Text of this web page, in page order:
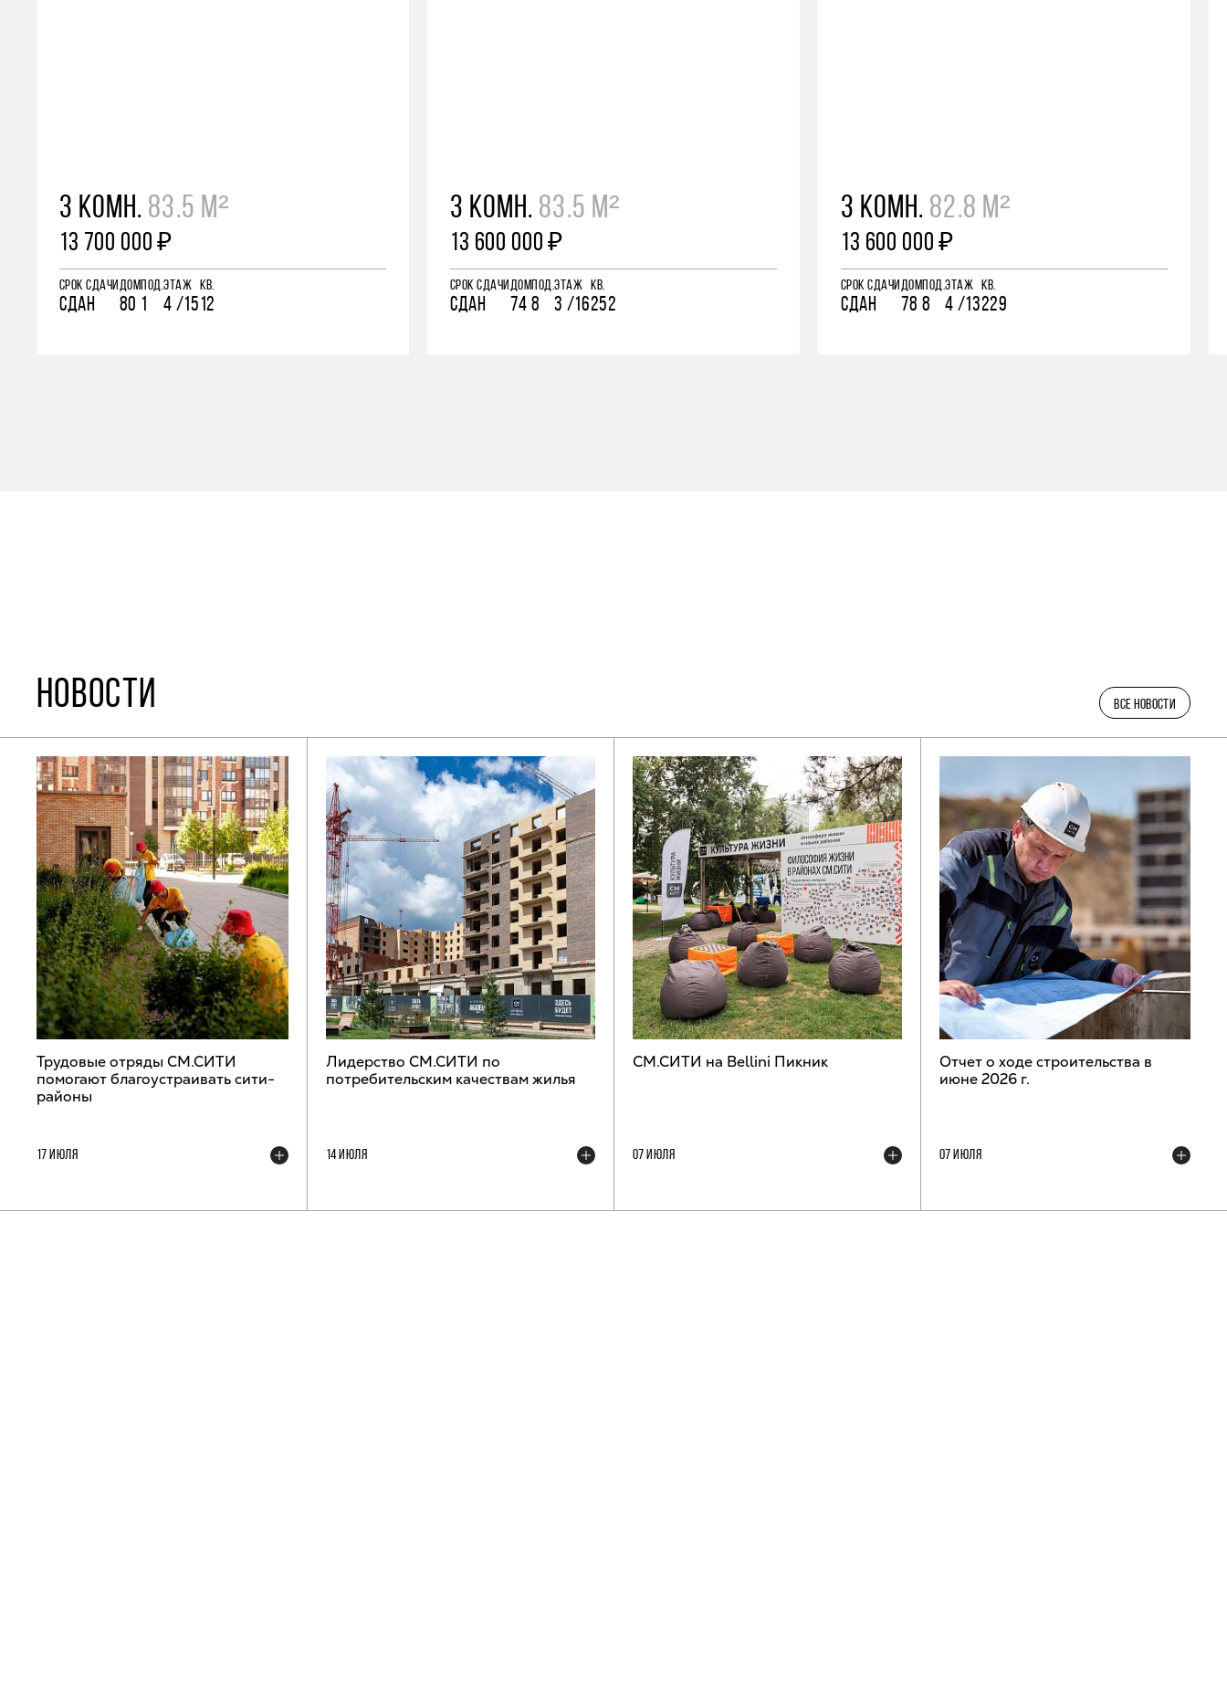
3 КОМН. 83.5 М²
13 700 000 ₽
СРОК СДАЧИ
СДАН
ДОМ
80
ПОД.
1
ЭТАЖ
4 /15
КВ.
12
3 КОМН. 83.5 М²
13 600 000 ₽
СРОК СДАЧИ
СДАН
ДОМ
74
ПОД.
8
ЭТАЖ
3 /16
КВ.
252
3 КОМН. 82.8 М²
13 600 000 ₽
СРОК СДАЧИ
СДАН
ДОМ
78
ПОД.
8
ЭТАЖ
4 /13
КВ.
229
НОВОСТИ ВСЕ НОВОСТИ
Трудовые отряды СМ.СИТИ
помогают благоустраивать сити-
районы
17 ИЮЛЯ
Лидерство СМ.СИТИ по
потребительским качествам жилья
14 ИЮЛЯ
СМ.СИТИ на Bellini Пикник
07 ИЮЛЯ
Отчет о ходе строительства в
июне 2026 г.
07 ИЮЛЯ